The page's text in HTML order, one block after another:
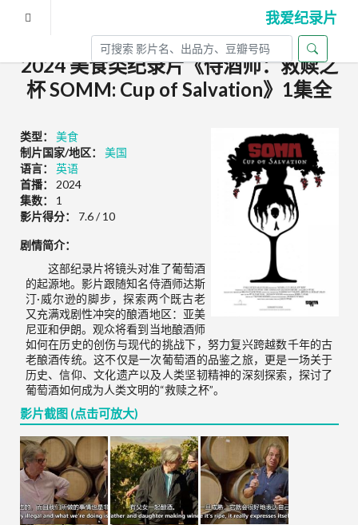
我爱纪录片
2024 美食类纪录片《侍酒师：救赎之
杯 SOMM: Cup of Salvation》1集全
类型：
美食
制片国家/地区：
美国
语言：
英语
首播：
2024
集数：
1
影片得分：
7.6 / 10
剧情简介：
这部纪录片将镜头对准了葡萄酒
的起源地。影片跟随知名侍酒师达斯
汀·威尔逊的脚步，探索两个既古老
又充满戏剧性冲突的酿酒地区：亚美
尼亚和伊朗。观众将看到当地酿酒师
如何在历史的创伤与现代的挑战下，努力复兴跨越数千年的古
老酿酒传统。这不仅是一次葡萄酒的品鉴之旅，更是一场关于
历史、信仰、文化遗产以及人类坚韧精神的深刻探索，探讨了
葡萄酒如何成为人类文明的“救赎之杯”。
影片截图 (点击可放大)